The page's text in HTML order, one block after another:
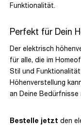
Funktionalität.
Perfekt für Dein
Der elektrisch
für alle, die im
Stil und
Höhenverstellung
an Deine
Bestelle jetzt den